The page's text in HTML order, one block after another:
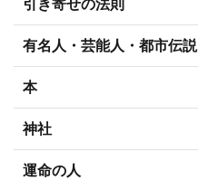
有名人・芸能人・都市伝説
本
神社
運命の人